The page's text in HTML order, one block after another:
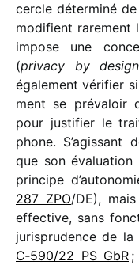
cercle déter­miné
modi­fient rare­ment
impose une
(privacy by design
égale­ment véri­fier
ment se préva­loir
pour justi­fier le
phone. S’agissant
que son
prin­cipe
287 ZPO/​DE),
effec­tive, sans
juris­pru­dence de
C‑590/​22 PS GbR ;